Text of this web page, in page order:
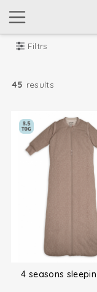
Filtrs
45 results
4 seasons